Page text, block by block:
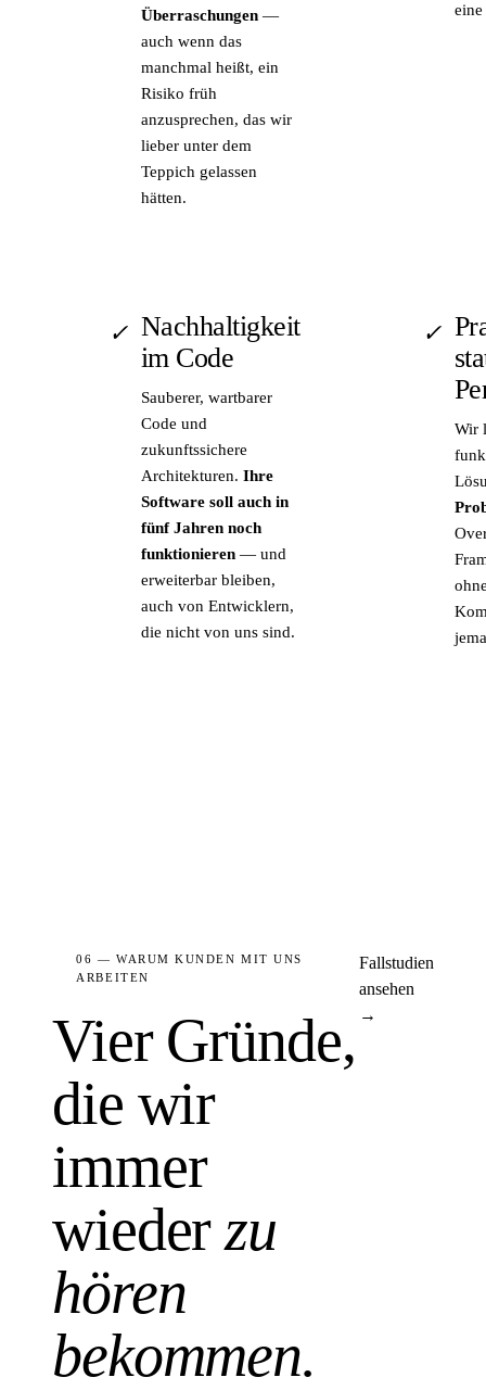
Überraschungen —
auch wenn das
manchmal heißt, ein
Risiko früh
anzusprechen, das wir
lieber unter dem
Teppich gelassen
hätten.
eine
✓ Nachhaltigkeit
im Code
Sauberer, wartbarer
Code und
zukunftssichere
Architekturen. Ihre
Software soll auch in
fünf Jahren noch
funktionieren — und
erweiterbar bleiben,
auch von Entwicklern,
die nicht von uns sind.
✓
Wir
06 — WARUM KUNDEN MIT UNS
ARBEITEN
Vier Gründe,
die wir
immer
wiederzu
hören
bekommen.
Fallstudien
ansehen
→